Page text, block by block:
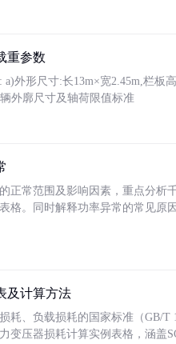
重参数
外形尺寸:长13m×宽2.45m,栏板
外廓尺寸及轴荷限值标准
正常范围及影响因素，重点分析
格。同时解释功率异常的常见原
及计算方法
耗、负载损耗的国家标准（GB/T
变压器损耗计算实例表格，涵盖